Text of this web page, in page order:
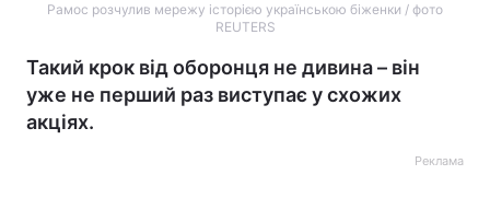
Рамос розчулив мережу історією українською біженки / фото
REUTERS
Такий крок від оборонця не дивина – він
уже не перший раз виступає у схожих
акціях.
Реклама